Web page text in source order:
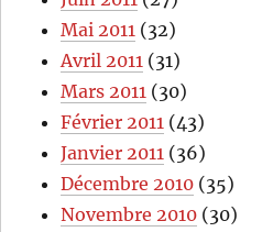
Mai 2011 (32)
Avril 2011 (31)
Mars 2011 (30)
Février 2011 (43)
Janvier 2011 (36)
Décembre 2010 (35)
Novembre 2010 (30)